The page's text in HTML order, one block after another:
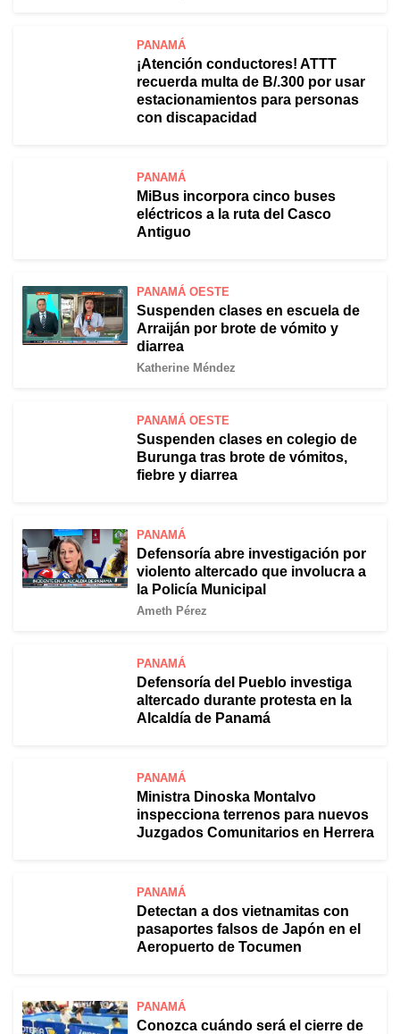
PANAMÁ
¡Atención conductores! ATTT
recuerda multa de B/.300 por usar
estacionamientos para personas
con discapacidad
PANAMÁ
MiBus incorpora cinco buses
eléctricos a la ruta del Casco
Antiguo
PANAMÁ OESTE
Suspenden clases en escuela de
Arraiján por brote de vómito y
diarrea
Katherine Méndez
PANAMÁ OESTE
Suspenden clases en colegio de
Burunga tras brote de vómitos,
fiebre y diarrea
PANAMÁ
Defensoría abre investigación por
violento altercado que involucra a
la Policía Municipal
Ameth Pérez
PANAMÁ
Defensoría del Pueblo investiga
altercado durante protesta en la
Alcaldía de Panamá
PANAMÁ
Ministra Dinoska Montalvo
inspecciona terrenos para nuevos
Juzgados Comunitarios en Herrera
PANAMÁ
Detectan a dos vietnamitas con
pasaportes falsos de Japón en el
Aeropuerto de Tocumen
PANAMÁ
Conozca cuándo será el cierre de